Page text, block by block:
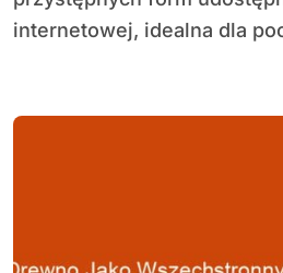
internetowej, idealna dla